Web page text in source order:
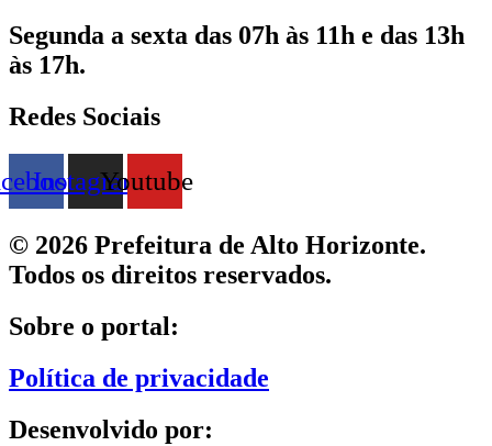
Segunda a sexta das 07h às 11h e das 13h
às 17h.
Redes Sociais
InstagramYoutube
© 2026 Prefeitura de Alto Horizonte.
Todos os direitos reservados.
Sobre o portal:
Política de privacidade
Desenvolvido por: